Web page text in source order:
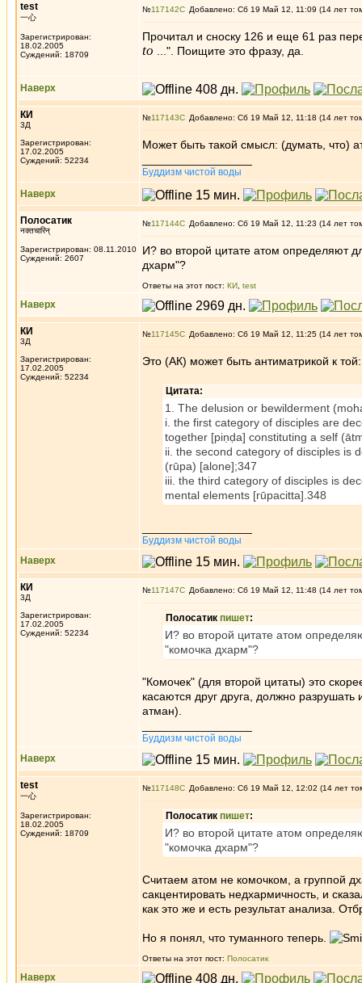
test
一心
Зарегистрирован:
18.02.2005
Суждений: 18709
№117142 Добавлено: Сб 19 Май 12, 11:09 (14 лет
Прочитал и сноску 126 и еще 61 раз
to ...". Поищите это фразу, да.
Наверх
КИ
3Д
Зарегистрирован:
17.02.2005
Суждений: 52234
№117143 Добавлено: Сб 19 Май 12, 11:18 (14 лет
Может быть такой смысл: (думать, что)
Буддизм чистой воды
Наверх
Полосатик
नक्तचारिन्
Зарегистрирован: 08.11.2010
Суждений: 2607
№117144 Добавлено: Сб 19 Май 12, 11:23 (14 лет
И? во второй цитате атом определяют
дхарм"?
Ответы на этот пост: КИ test
Наверх
КИ
3Д
Зарегистрирован:
17.02.2005
Суждений: 52234
№117145 Добавлено: Сб 19 Май 12, 11:25 (14 лет
Это (АК) может быть антиматрикой к той:
Цитата:
1. The delusion or bewilderment
i. the first category of disciples are
together [piṇḍa] constituting a self
ii. the second category of disciples is
(rūpa) [alone];347
iii. the third category of disciples is
mental elements [rūpacitta].348
Буддизм чистой воды
Наверх
КИ
3Д
Зарегистрирован:
17.02.2005
Суждений: 52234
№117147 Добавлено: Сб 19 Май 12, 11:48 (14 лет
Полосатик пишет:
И? во второй цитате атом
"комочка дхарм"?
"Комочек" (для второй цитаты) это
касаются друг друга, должно
атман).
Буддизм чистой воды
Наверх
test
一心
Зарегистрирован:
18.02.2005
Суждений: 18709
№117148 Добавлено: Сб 19 Май 12, 12:02 (14 лет
Полосатик пишет:
И? во второй цитате атом
"комочка дхарм"?
Считаем атом не комочком, а группой
сакцентировать недхармичность, и
как это же и есть результат анализа.
Но я понял, что туманного теперь.
Ответы на этот пост: Полосатик
Наверх